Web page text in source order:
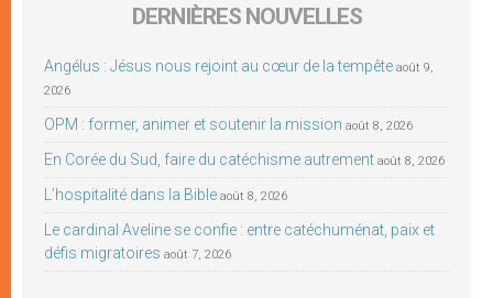
DERNIÈRES NOUVELLES
Angélus : Jésus nous rejoint au cœur de la tempête août 9,
2026
OPM : former, animer et soutenir la mission août 8, 2026
En Corée du Sud, faire du catéchisme autrement août 8, 2026
L’hospitalité dans la Bible août 8, 2026
Le cardinal Aveline se confie : entre catéchuménat, paix et
défis migratoires août 7, 2026